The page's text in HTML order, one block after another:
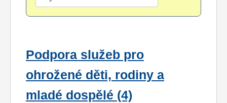
Podpora služeb pro
ohrožené děti, rodiny a
mladé dospělé (4)